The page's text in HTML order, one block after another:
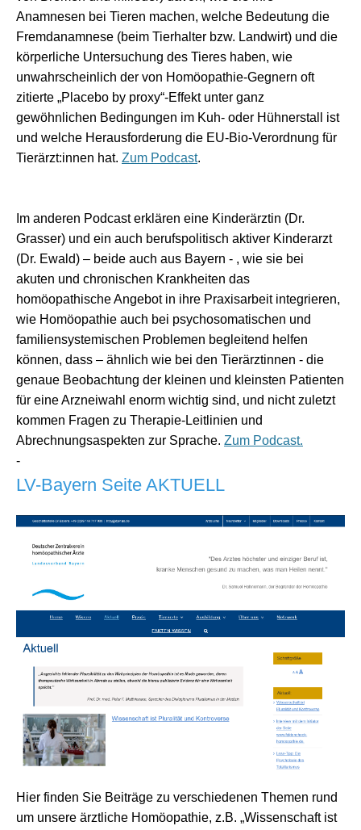
Anamnesen bei Tieren machen, welche Bedeutung die
Fremdanamnese (beim Tierhalter bzw. Landwirt) und die
körperliche Untersuchung des Tieres haben, wie
unwahrscheinlich der von Homöopathie-Gegnern oft
zitierte „Placebo by proxy“-Effekt unter ganz
gewöhnlichen Bedingungen im Kuh- oder Hühnerstall ist
und welche Herausforderung die EU-Bio-Verordnung für
Tierärzt:innen hat. Zum Podcast.
Im anderen Podcast erklären eine Kinderärztin (Dr.
Grasser) und ein auch berufspolitisch aktiver Kinderarzt
(Dr. Ewald) – beide auch aus Bayern - , wie sie bei
akuten und chronischen Krankheiten das
homöopathische Angebot in ihre Praxisarbeit integrieren,
wie Homöopathie auch bei psychosomatischen und
familiensystemischen Problemen begleitend helfen
können, dass – ähnlich wie bei den Tierärztinnen - die
genaue Beobachtung der kleinen und kleinsten Patienten
für eine Arzneiwahl enorm wichtig sind, und nicht zuletzt
kommen Fragen zu Therapie-Leitlinien und
Abrechnungsaspekten zur Sprache. Zum Podcast.
-
LV-Bayern Seite AKTUELL
Hier finden Sie Beiträge zu verschiedenen Themen rund
um unsere ärztliche Homöopathie, z.B. „Wissenschaft ist